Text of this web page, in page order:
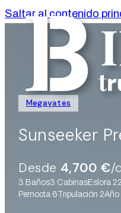
Saltar al contenido
Megayates
Sunseeker
Desde 4,700 €/
3 Baños3 CabinasEslora
Pernocta 6Tripulación 2Año